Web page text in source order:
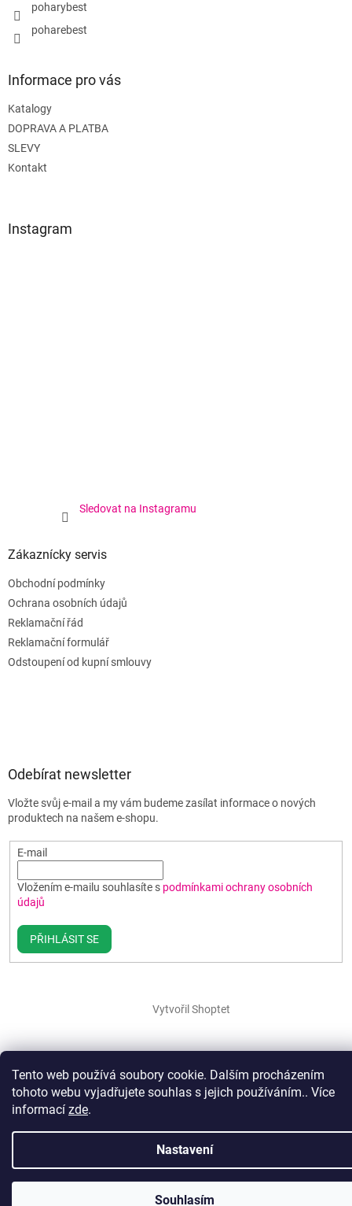
Tento web používá soubory cookie. Dalším procházením
tohoto webu vyjadřujete souhlas s jejich používáním.. Více
informací zde.
Nastavení
Souhlasím
poharybest
poharebest
Informace pro vás
Katalogy
DOPRAVA A PLATBA
SLEVY
Kontakt
Instagram
Sledovat na Instagramu
Zákaznícky servis
Obchodní podmínky
Ochrana osobních údajů
Reklamační řád
Reklamační formulář
Odstoupení od kupní smlouvy
Odebírat newsletter
Vložte svůj e-mail a my vám budeme zasílat informace o nových
produktech na našem e-shopu.
E-mail
Vložením e-mailu souhlasíte s podmínkami ochrany osobních
údajů
PŘIHLÁSIT SE
Vytvořil Shoptet
nastavení cookies